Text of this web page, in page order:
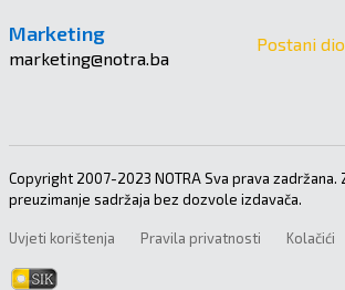
Marketing
marketing@notra.ba
Postani
Copyright 2007-2023 NOTRA Sva prava zadržana.
preuzimanje sadržaja bez dozvole izdavača.
Uvjeti korištenja Pravila privatnosti Kolačići